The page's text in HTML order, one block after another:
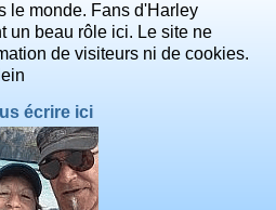
le monde. Fans d'Harley
un beau rôle ici. Le site ne
de visiteurs ni de cookies.
écrire ici